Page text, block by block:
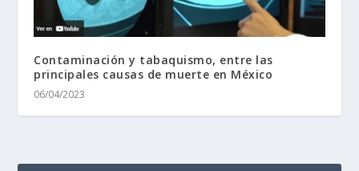
Contaminación y tabaquismo, entre las
principales causas de muerte en México
06/04/2023